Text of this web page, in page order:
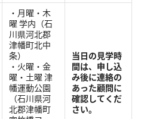
・月曜・木
曜 学内（石
川県河北郡
津幡町北中
条）
・火曜・金
曜・土曜 津
幡運動公園
（石川県河
北郡津幡町
当日の見学時
間は、申し込
み後に連絡の
あった顧問に
確認してくだ
さい。